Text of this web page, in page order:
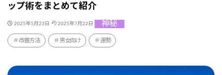
ップ術をまとめて紹介
2025年5月23日 2025年7月22日 神秘
改善方法 男女向け 運勢